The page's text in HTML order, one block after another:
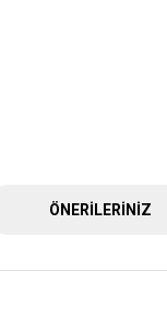
ÖNERILERINIZ